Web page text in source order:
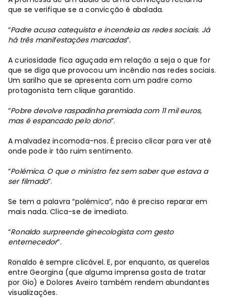
que se verifique se a convicção é abalada.
“Padre acusa catequista e incendeia as redes sociais. Já
há três manifestações marcadas”.
A curiosidade fica aguçada em relação a seja o que for
que se diga que provocou um incêndio nas redes sociais.
Um sarilho que se apresenta com um padre como
protagonista tem clique garantido.
“Pobre devolve raspadinha premiada com 11 mil euros,
mas é espancado pelo dono”.
A malvadez incomoda-nos. É preciso clicar para ver até
onde pode ir tão ruim sentimento.
“Polémica. O que o ministro fez sem saber que estava a
ser filmado”.
Se tem a palavra “polémica”, não é preciso reparar em
mais nada. Clica-se de imediato.
“Ronaldo surpreende ginecologista com gesto
enternecedor”.
Ronaldo é sempre clicável. E, por enquanto, as querelas
entre Georgina (que alguma imprensa gosta de tratar
por Gio) e Dolores Aveiro também rendem abundantes
visualizações.